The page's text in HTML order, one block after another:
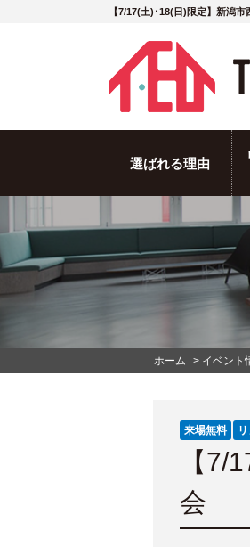
【7/17(土)･18(日)限定】新潟
選ばれる理由
ホーム > イベント
来場無料
【7/
会